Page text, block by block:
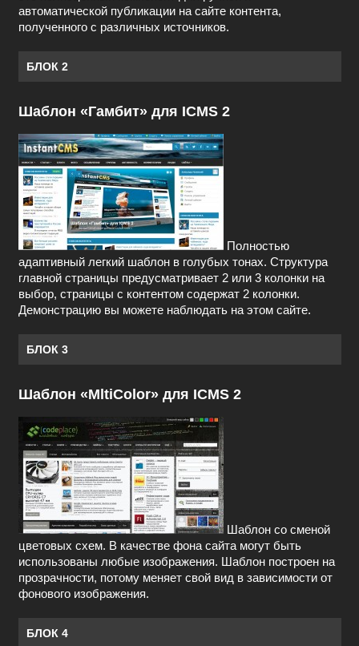
автоматической публикации на сайте контента,
полученного с различных источников.
БЛОК 2
Шаблон «Гамбит» для ICMS 2
Полностью
адаптивный легкий шаблон в голубых тонах. Структура
главной страницы предусматривает 2 или 3 колонки на
выбор, страницы с контентом содержат 2 колонки.
Демонстрацию вы можете наблюдать на этом сайте.
БЛОК 3
Шаблон «MltiColor» для ICMS 2
Шаблон со сменой
цветовых схем. В качестве фона сайта могут быть
использованы любые изображения. Шаблон построен на
прозрачности, потому меняет свой вид в зависимости от
фонового изображения.
БЛОК 4